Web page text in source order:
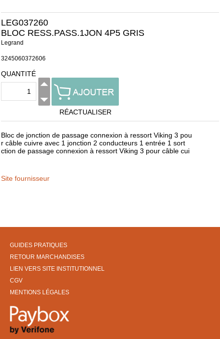
LEG037260
BLOC RESS.PASS.1JON 4P5 GRIS
Legrand
3245060372606
QUANTITÉ
RÉACTUALISER
Bloc de jonction de passage connexion à ressort Viking 3 pou
r câble cuivre avec 1 jonction 2 conducteurs 1 entrée 1 sort
ction de passage connexion à ressort Viking 3 pour câble cui
Site fournisseur
GUIDES PRATIQUES
RETOUR MARCHANDISES
LIEN VERS SITE INSTITUTIONNEL
CGV
MENTIONS LÉGALES